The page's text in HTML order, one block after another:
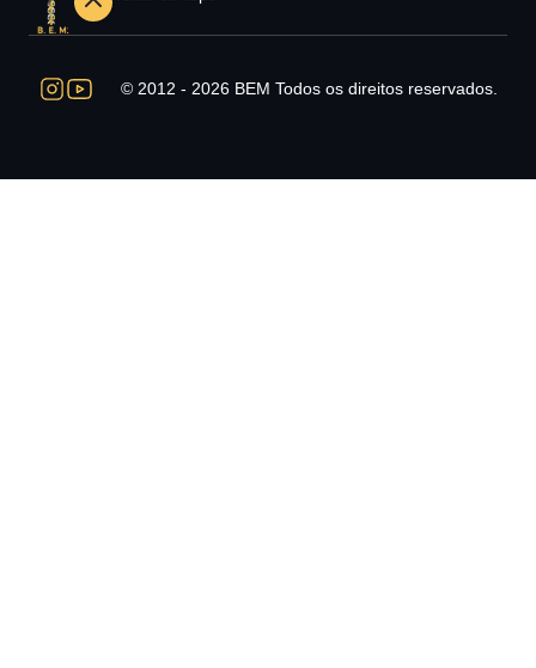
© 2012 - 2026 BEM Todos os direitos reservados.